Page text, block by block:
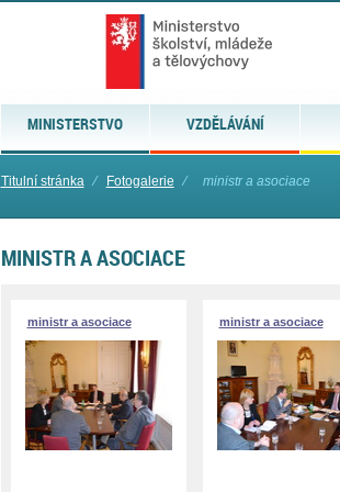
MINISTERSTVO VZDĚLÁVÁNÍ
Titulní stránka ⁄ Fotogalerie ⁄ ministr a asociace
MINISTR A ASOCIACE
ministr a asociace ministr a asociace